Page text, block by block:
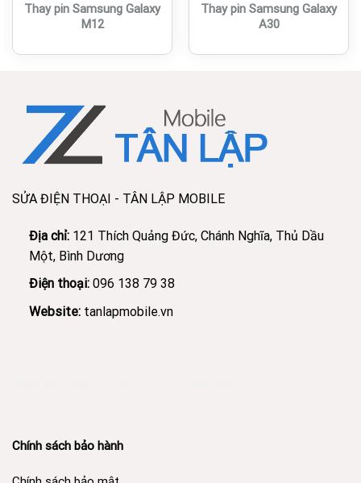
Thay pin Samsung Galaxy
M12
Thay pin Samsung Galaxy
A30
SỬA ĐIỆN THOẠI - TÂN LẬP MOBILE
Địa chỉ: 121 Thích Quảng Đức, Chánh Nghĩa, Thủ Dầu
Một, Bình Dương
Điện thoại: 096 138 79 38
Website: tanlapmobile.vn
Chính sách bảo hành